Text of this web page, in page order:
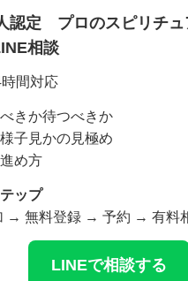
認定 プロのスピリチュ
相談
間対応
べきか待つべきか
様子見かの見極め
め方
ップ
→ 無料登録 → 予約 → 有料
LINEで相談する